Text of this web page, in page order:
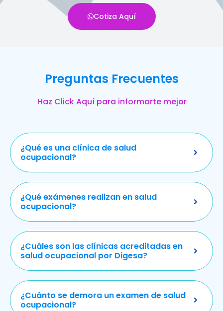
Cotiza Aquí
Preguntas Frecuentes
Haz Click Aquí para informarte mejor
¿Qué es una clínica de salud
ocupacional?
¿Qué exámenes realizan en salud
ocupacional?
¿Cuáles son las clínicas acreditadas en
salud ocupacional por Digesa?
¿Cuánto se demora un examen de salud
ocupacional?